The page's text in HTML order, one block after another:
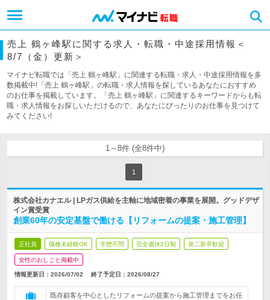
売上 鶴ヶ峰駅に関する求人・転職・中途採用情報＜
8/7（金）更新＞
マイナビ転職では「売上 鶴ヶ峰駅」に関連する転職・求人・中途採用情報を多
数掲載中!「売上 鶴ヶ峰駅」の転職・求人情報を探しているあなたにおすすめ
のお仕事を掲載しています。「売上 鶴ヶ峰駅」に関連するキーワードからも転
職・求人情報をお探しいただけるので、あなたにぴったりのお仕事を見つけて
みてください!
1～8件 (全8件中)
1
株式会社カナエル | LPガス供給を主軸に地域密着の事業を展開。グッドデザ
イン賞受賞
創業60年の安定基盤で働ける【リフォームの提案・施工管理】
正社員 職種未経験OK 学歴不問 完全週休2日制 第二新卒歓迎
女性のおしごと掲載中
情報更新日：2026/07/02 終了予定日： 2026/08/27
既存顧客を中心としたリフォームの提案から施工管理までをお任